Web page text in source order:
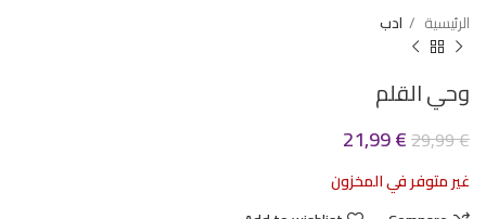
الرئيسية ادب
وحي القلم
29,99€
21,99€
غير متوفر في المخزون